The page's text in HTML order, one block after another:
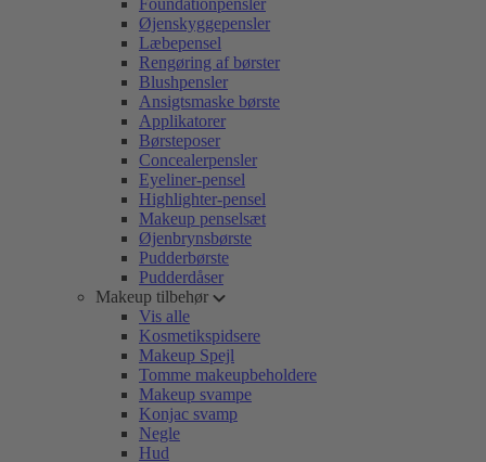
Foundationpensler
Øjenskyggepensler
Læbepensel
Rengøring af børster
Blushpensler
Ansigtsmaske børste
Applikatorer
Børsteposer
Concealerpensler
Eyeliner-pensel
Highlighter-pensel
Makeup penselsæt
Øjenbrynsbørste
Pudderbørste
Pudderdåser
Makeup tilbehør
Vis alle
Kosmetikspidsere
Makeup Spejl
Tomme makeupbeholdere
Makeup svampe
Konjac svamp
Negle
Hud